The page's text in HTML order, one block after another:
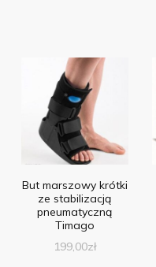
But marszowy krótki
ze stabilizacją
pneumatyczną
Timago
199,00zł